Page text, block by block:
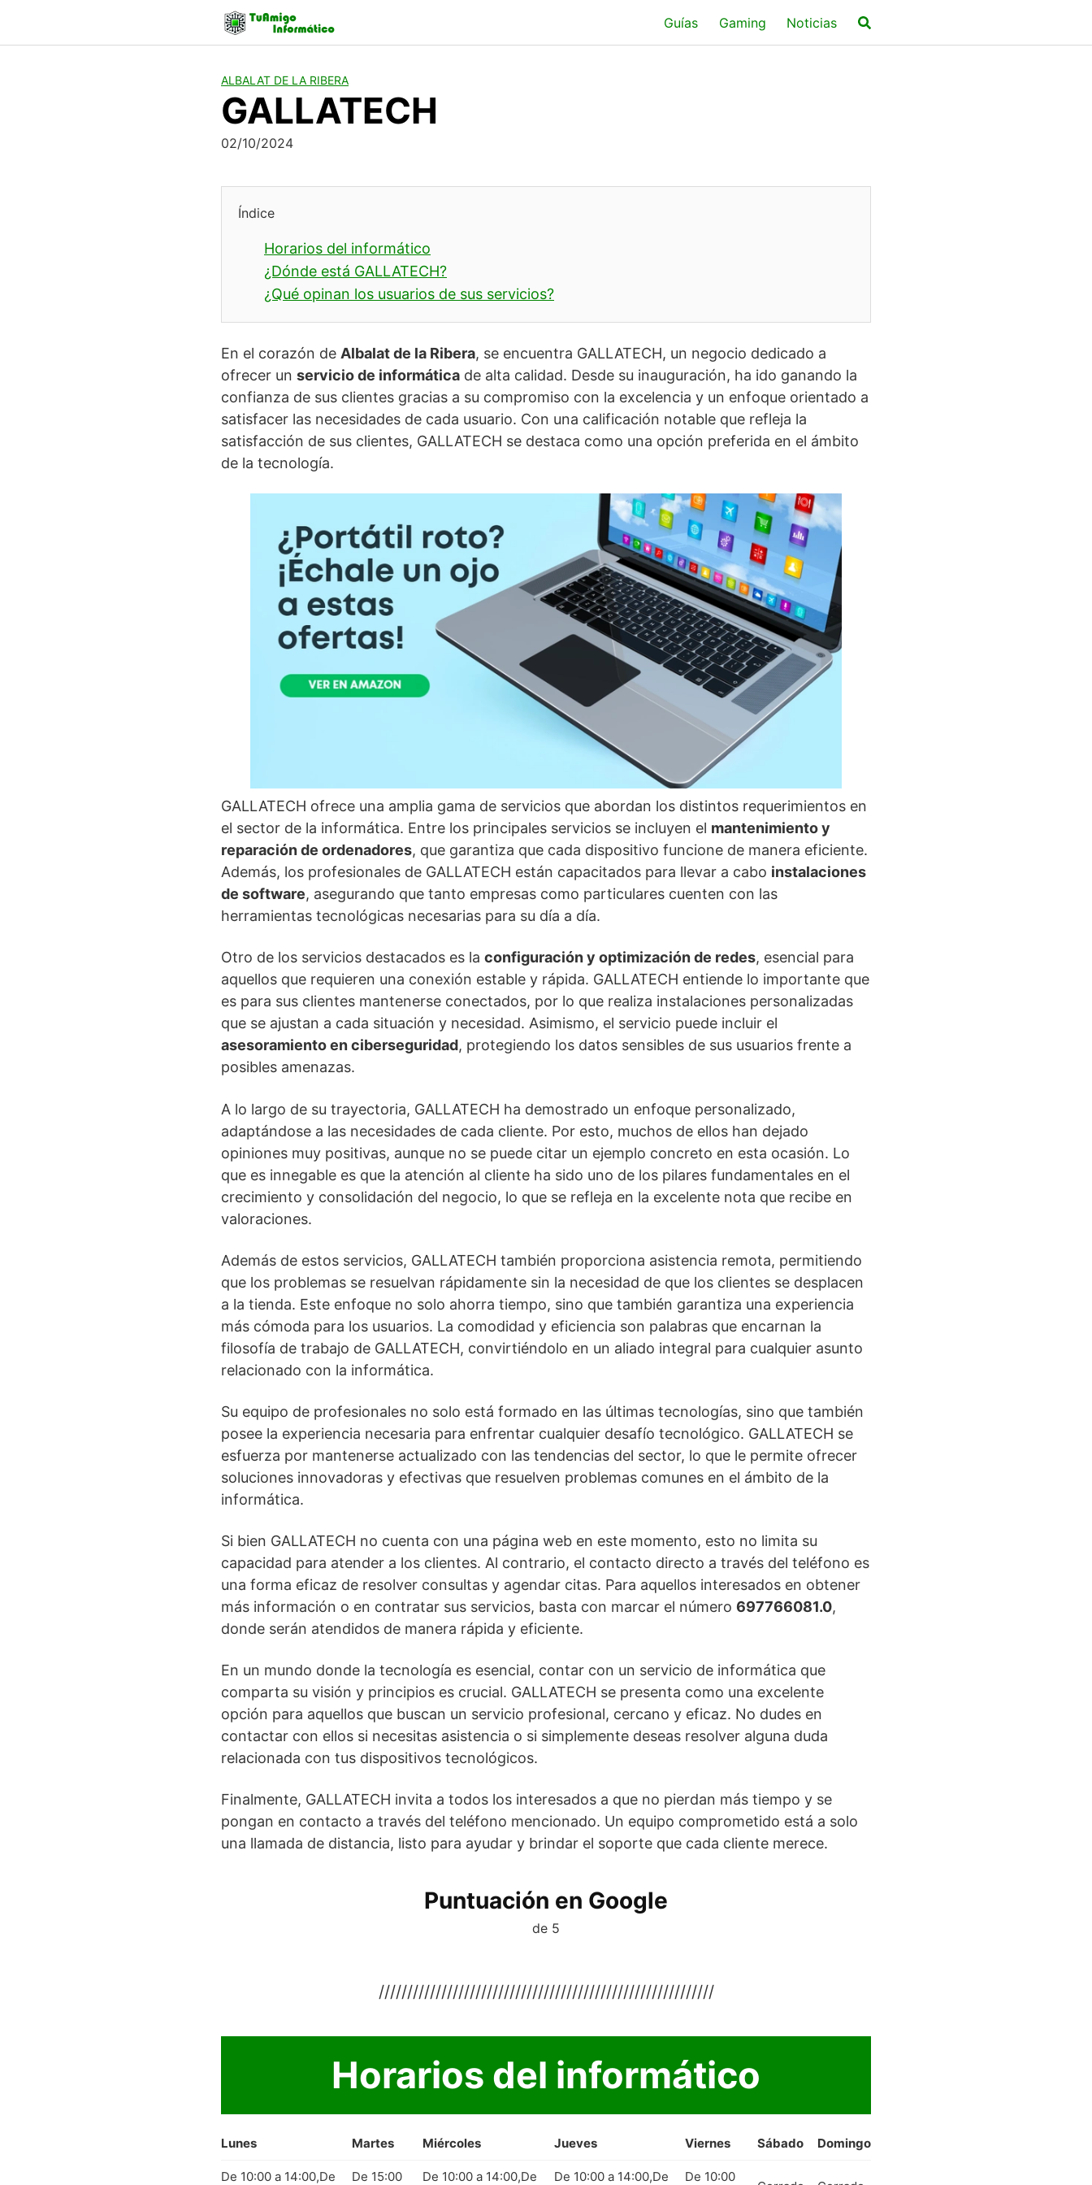
content
Guías Gaming Noticias
ALBALAT DE LA RIBERA
GALLATECH
02/10/2024
Índice
Horarios del informático
¿Dónde está GALLATECH?
¿Qué opinan los usuarios de sus servicios?
En el corazón de Albalat de la Ribera, se encuentra GALLATECH, un negocio dedicado a
ofrecer un servicio de informática de alta calidad. Desde su inauguración, ha ido ganando la
confianza de sus clientes gracias a su compromiso con la excelencia y un enfoque orientado a
satisfacer las necesidades de cada usuario. Con una calificación notable que refleja la
satisfacción de sus clientes, GALLATECH se destaca como una opción preferida en el ámbito
de la tecnología.
GALLATECH ofrece una amplia gama de servicios que abordan los distintos requerimientos en
el sector de la informática. Entre los principales servicios se incluyen el mantenimiento y
reparación de ordenadores, que garantiza que cada dispositivo funcione de manera eficiente.
Además, los profesionales de GALLATECH están capacitados para llevar a cabo instalaciones
de software, asegurando que tanto empresas como particulares cuenten con las
herramientas tecnológicas necesarias para su día a día.
Otro de los servicios destacados es la configuración y optimización de redes, esencial para
aquellos que requieren una conexión estable y rápida. GALLATECH entiende lo importante que
es para sus clientes mantenerse conectados, por lo que realiza instalaciones personalizadas
que se ajustan a cada situación y necesidad. Asimismo, el servicio puede incluir el
asesoramiento en ciberseguridad, protegiendo los datos sensibles de sus usuarios frente a
posibles amenazas.
A lo largo de su trayectoria, GALLATECH ha demostrado un enfoque personalizado,
adaptándose a las necesidades de cada cliente. Por esto, muchos de ellos han dejado
opiniones muy positivas, aunque no se puede citar un ejemplo concreto en esta ocasión. Lo
que es innegable es que la atención al cliente ha sido uno de los pilares fundamentales en el
crecimiento y consolidación del negocio, lo que se refleja en la excelente nota que recibe en
valoraciones.
Además de estos servicios, GALLATECH también proporciona asistencia remota, permitiendo
que los problemas se resuelvan rápidamente sin la necesidad de que los clientes se desplacen
a la tienda. Este enfoque no solo ahorra tiempo, sino que también garantiza una experiencia
más cómoda para los usuarios. La comodidad y eficiencia son palabras que encarnan la
filosofía de trabajo de GALLATECH, convirtiéndolo en un aliado integral para cualquier asunto
relacionado con la informática.
Su equipo de profesionales no solo está formado en las últimas tecnologías, sino que también
posee la experiencia necesaria para enfrentar cualquier desafío tecnológico. GALLATECH se
esfuerza por mantenerse actualizado con las tendencias del sector, lo que le permite ofrecer
soluciones innovadoras y efectivas que resuelven problemas comunes en el ámbito de la
informática.
Si bien GALLATECH no cuenta con una página web en este momento, esto no limita su
capacidad para atender a los clientes. Al contrario, el contacto directo a través del teléfono es
una forma eficaz de resolver consultas y agendar citas. Para aquellos interesados en obtener
más información o en contratar sus servicios, basta con marcar el número 697766081.0,
donde serán atendidos de manera rápida y eficiente.
En un mundo donde la tecnología es esencial, contar con un servicio de informática que
comparta su visión y principios es crucial. GALLATECH se presenta como una excelente
opción para aquellos que buscan un servicio profesional, cercano y eficaz. No dudes en
contactar con ellos si necesitas asistencia o si simplemente deseas resolver alguna duda
relacionada con tus dispositivos tecnológicos.
Finalmente, GALLATECH invita a todos los interesados a que no pierdan más tiempo y se
pongan en contacto a través del teléfono mencionado. Un equipo comprometido está a solo
una llamada de distancia, listo para ayudar y brindar el soporte que cada cliente merece.
Puntuación en Google
de 5
///////////////////////////////////////////////////////////
Horarios del informático
Lunes Martes Miércoles Jueves Viernes Sábado Domingo
De 10:00 a 14:00,De
De 15:00
De 10:00 a 14:00,De
De 10:00 a 14:00,De
De 10:00